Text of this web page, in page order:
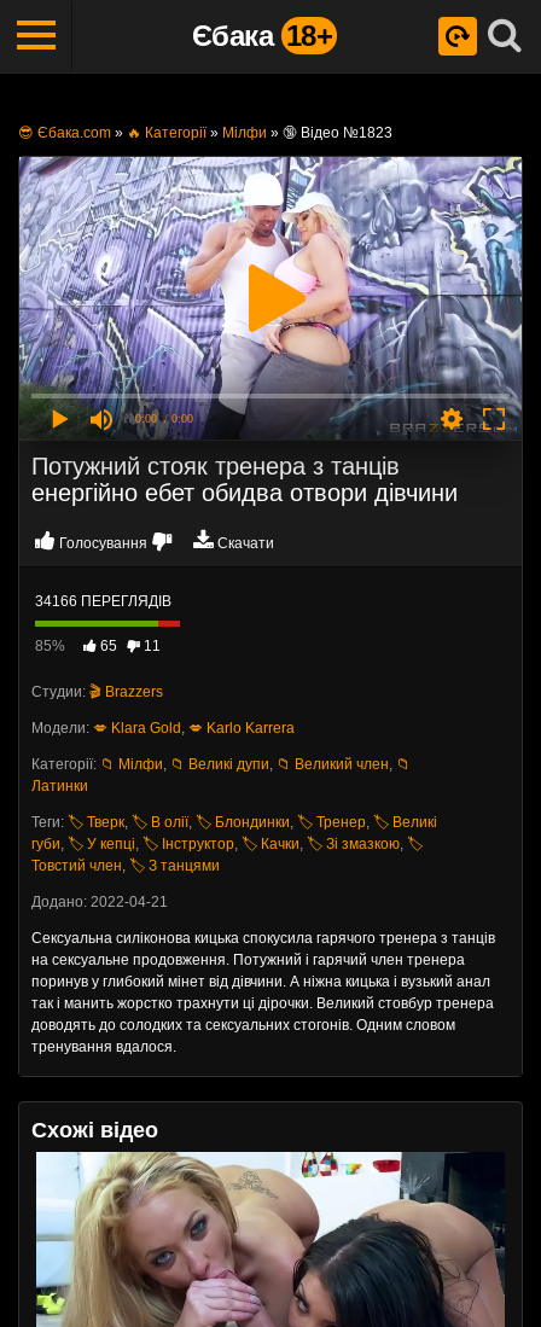
Єбака 18+
😎 Єбака.com » 🔥 Категорії» Мілфи » 🔞 Відео №1823
0:00 / 0:00
Потужний стояк тренера з танців
енергійно ебет обидва отвори дівчини
Голосування Скачати
34166 ПЕРЕГЛЯДІВ
85% 65 11
Студии: 🎬 Brazzers
Модели: 💋 Klara Gold , 💋 Karlo Karrera
Категорії: 📁 Мілфи, 📁 Великі дупи, 📁 Великий член, 📁
Латинки
Теги: 🏷️ Тверк, 🏷️ В олії, 🏷️ Блондинки, 🏷️ Тренер, 🏷️ Великі
губи, 🏷️ У кепці, 🏷️ Інструктор, 🏷️ Качки, 🏷️ Зі змазкою, 🏷️
Товстий член, 🏷️ З танцями
Додано: 2022-04-21
Сексуальна силіконова кицька спокусила гарячого тренера з танців
на сексуальне продовження. Потужний і гарячий член тренера
поринув у глибокий мінет від дівчини. А ніжна кицька і вузький анал
так і манить жорстко трахнути ці дірочки. Великий стовбур тренера
доводять до солодких та сексуальних стогонів. Одним словом
тренування вдалося.
Схожі відео